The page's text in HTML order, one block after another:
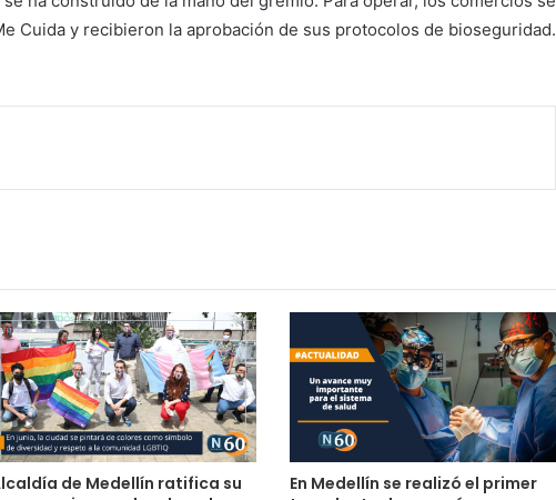
Cuida y recibieron la aprobación de sus protocolos de bioseguridad.
de Medellín ratifica su
En Medellín se realizó el primer